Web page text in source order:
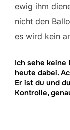
ewig ihm
nicht den
es wird kein
Ich sehe keine
heute dabei.
Er ist du und
Kontrolle,